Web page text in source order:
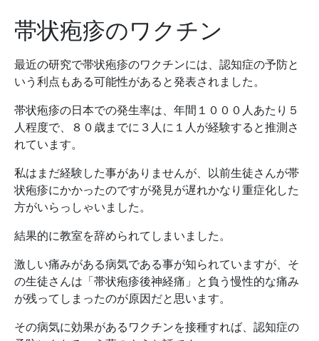
帯状疱疹のワクチン
最近の研究で帯状疱疹のワクチンには、認知症の予防と
いう利点もある可能性があると発表されました。
帯状疱疹の日本での発生率は、年間１０００人あたり５
人程度で、８０歳までに３人に１人が経験すると推測さ
れています。
私はまだ経験した事がありませんが、以前生徒さんが帯
状疱疹にかかったのですが発見が遅れかなり重症化した
方がいらっしゃいました。
結果的に教室を辞められてしまいました。
激しい痛みがある病気である事が知られていますが、そ
の生徒さんは「帯状疱疹後神経痛」と負う慢性的な痛み
が残ってしまったのが原因だと思います。
その病気に効果があるワクチンを接種すれば、認知症の